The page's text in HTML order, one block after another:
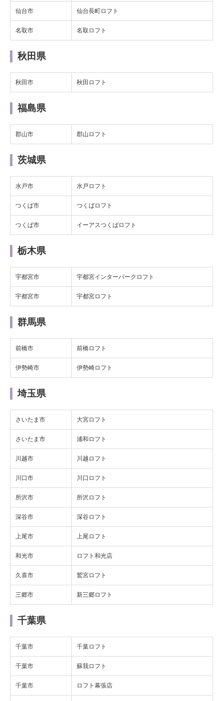
仙台市 仙台長町ロフト
名取市 名取ロフト
秋田県
秋田市 秋田ロフト
福島県
郡山市 郡山ロフト
茨城県
水戸市 水戸ロフト
つくば市 つくばロフト
つくば市 イーアスつくばロフト
栃木県
宇都宮市 宇都宮インターパークロフト
宇都宮市 宇都宮ロフト
群馬県
前橋市 前橋ロフト
伊勢崎市 伊勢崎ロフト
埼玉県
さいたま市 大宮ロフト
さいたま市 浦和ロフト
川越市 川越ロフト
川口市 川口ロフト
所沢市 所沢ロフト
深谷市 深谷ロフト
上尾市 上尾ロフト
和光市 ロフト和光店
久喜市 鷲宮ロフト
三郷市 新三郷ロフト
千葉県
千葉市 千葉ロフト
千葉市 蘇我ロフト
千葉市 ロフト幕張店